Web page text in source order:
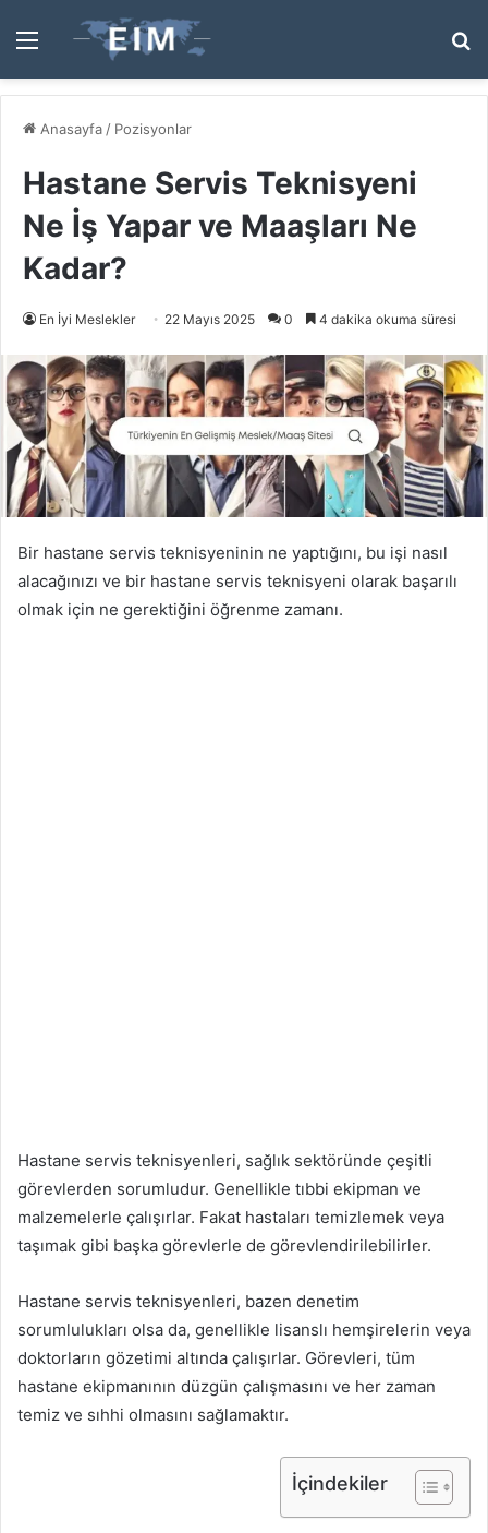
Menü
...
Anasayfa / Pozisyonlar
Hastane Servis Teknisyeni
Ne İş Yapar ve Maaşları Ne
Kadar?
En İyi Meslekler 22 Mayıs 2025 0 4 dakika okuma süresi
Bir hastane servis teknisyeninin ne yaptığını, bu işi nasıl
alacağınızı ve bir hastane servis teknisyeni olarak başarılı
olmak için ne gerektiğini öğrenme zamanı.
Hastane servis teknisyenleri, sağlık sektöründe çeşitli
görevlerden sorumludur. Genellikle tıbbi ekipman ve
malzemelerle çalışırlar. Fakat hastaları temizlemek veya
taşımak gibi başka görevlerle de görevlendirilebilirler.
Hastane servis teknisyenleri, bazen denetim
sorumlulukları olsa da, genellikle lisanslı hemşirelerin veya
doktorların gözetimi altında çalışırlar. Görevleri, tüm
hastane ekipmanının düzgün çalışmasını ve her zaman
temiz ve sıhhi olmasını sağlamaktır.
İçindekiler